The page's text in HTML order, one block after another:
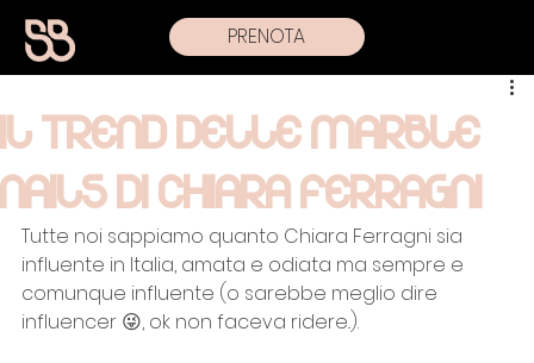
PRENOTA
IL TREND DELLE MARBLE
NAILS DI CHIARA FERRAGNI
Tutte noi sappiamo quanto Chiara Ferragni sia
influente in Italia, amata e odiata ma sempre e
comunque influente (o sarebbe meglio dire
influencer 😜, ok non faceva ridere..).